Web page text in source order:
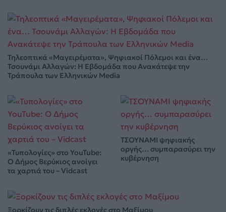
Τηλεοπτικά «Μαγειρέματα», Ψηφιακοί Πόλεμοι και ένα…
Τσουνάμι Αλλαγών: Η Εβδομάδα που Ανακάτεψε την
Τράπουλα των Ελληνικών Media
«Τυπολογίες» στο YouTube:
Ο Δήμος Βερύκιος ανοίγει
τα χαρτιά του – Vidcast
ΤΣΟΥΝΑΜΙ ψηφιακής
οργής… συμπαρασύρει την
κυβέρνηση
Ξορκίζουν τις διπλές εκλογές στο Μαξίμου